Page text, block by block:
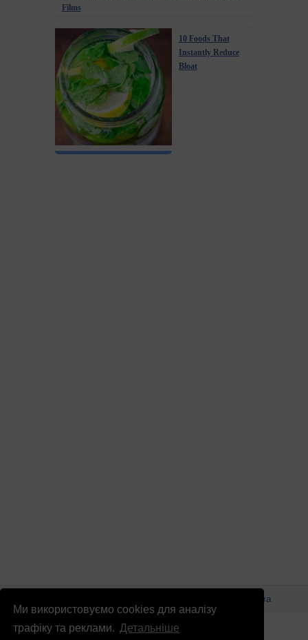
Ми використовуємо cookies для аналізу
трафіку та реклами. Детальніше
Films
10 Foods That
Instantly Reduce
Bloat
Реклама
info @patrioty.org.ua